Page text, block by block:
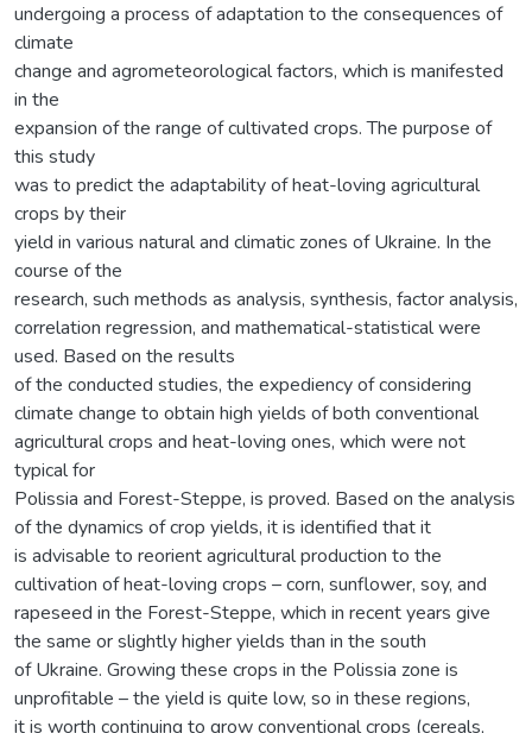
undergoing a process of adaptation to the consequences of
climate
change and agrometeorological factors, which is manifested
in the
expansion of the range of cultivated crops. The purpose of
this study
was to predict the adaptability of heat-loving agricultural
crops by their
yield in various natural and climatic zones of Ukraine. In the
course of the
research, such methods as analysis, synthesis, factor analysis,
correlation regression, and mathematical-statistical were
used. Based on the results
of the conducted studies, the expediency of considering
climate change to obtain high yields of both conventional
agricultural crops and heat-loving ones, which were not
typical for
Polissia and Forest-Steppe, is proved. Based on the analysis
of the dynamics of crop yields, it is identified that it
is advisable to reorient agricultural production to the
cultivation of heat-loving crops – corn, sunflower, soy, and
rapeseed in the Forest-Steppe, which in recent years give
the same or slightly higher yields than in the south
of Ukraine. Growing these crops in the Polissia zone is
unprofitable – the yield is quite low, so in these regions,
it is worth continuing to grow conventional crops (cereals,